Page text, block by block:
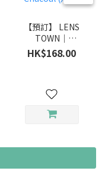
【預訂】 LENS
TOWN｜
Romantea
Bubbly Candy
HK$168.00